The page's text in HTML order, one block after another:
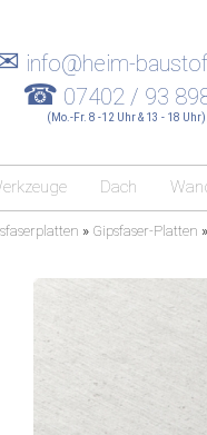
info@heim-
☎ 07402 / 93
(Mo.-Fr. 8 -12 Uhr & 13 - 18 Uhr)
Dach
» Gipsfaser-Platten »